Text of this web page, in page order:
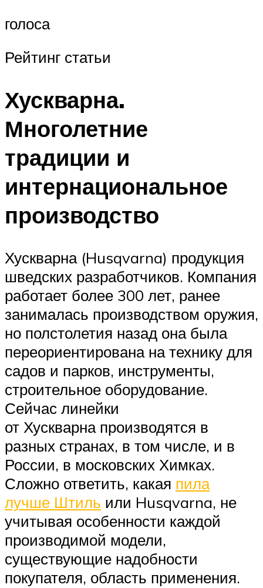
голоса
Рейтинг статьи
Хускварна.
Многолетние
традиции и
интернациональное
производство
Хускварна (Husqvarna) продукция
шведских разработчиков. Компания
работает более 300 лет, ранее
занималась производством оружия,
но полстолетия назад она была
переориентирована на технику для
садов и парков, инструменты,
строительное оборудование.
Сейчас линейки
от Хускварна производятся в
разных странах, в том числе, и в
России, в московских Химках.
Сложно ответить, какая пила
лучше Штиль или Husqvarna, не
учитывая особенности каждой
производимой модели,
существующие надобности
покупателя, область применения.